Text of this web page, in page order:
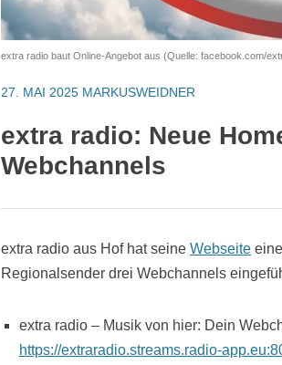
extra radio baut Online-Angebot aus (Quelle: facebook.com/
27. MAI 2025 MARKUSWEIDNER
extra radio: Neue
Webchannels
extra radio aus Hof hat seine Webseite
Regionalsender drei Webchannels
extra radio – Musik von hier: Dein
https://extraradio.streams.radio-